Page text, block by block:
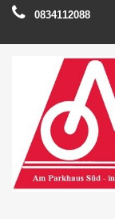
0834112088